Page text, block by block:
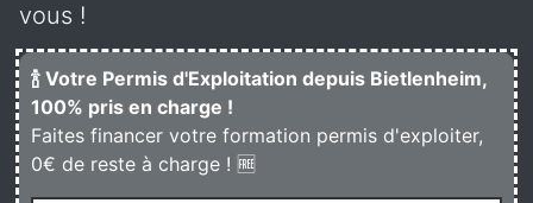
vous !
🍾 Votre Permis d'Exploitation depuis Bietlenheim,
100% pris en charge !
Faites financer votre formation permis d'exploiter,
0€ de reste à charge ! 🆓